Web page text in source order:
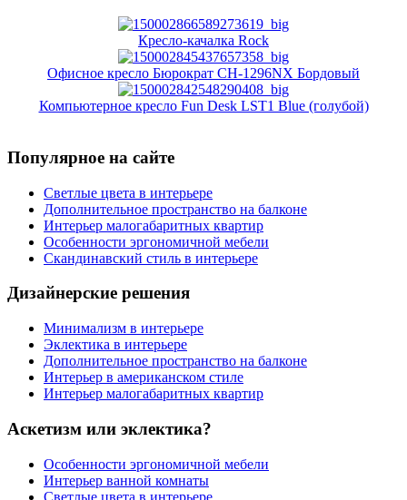
Кресло-качалка Rock
Офисное кресло Бюрократ CH-1296NX Бордовый
Компьютерное кресло Fun Desk LST1 Blue (голубой)
Популярное на сайте
Светлые цвета в интерьере
Дополнительное пространство на балконе
Интерьер малогабаритных квартир
Особенности эргономичной мебели
Скандинавский стиль в интерьере
Дизайнерские решения
Минимализм в интерьере
Эклектика в интерьере
Дополнительное пространство на балконе
Интерьер в американском стиле
Интерьер малогабаритных квартир
Аскетизм или эклектика?
Особенности эргономичной мебели
Интерьер ванной комнаты
Светлые цвета в интерьере